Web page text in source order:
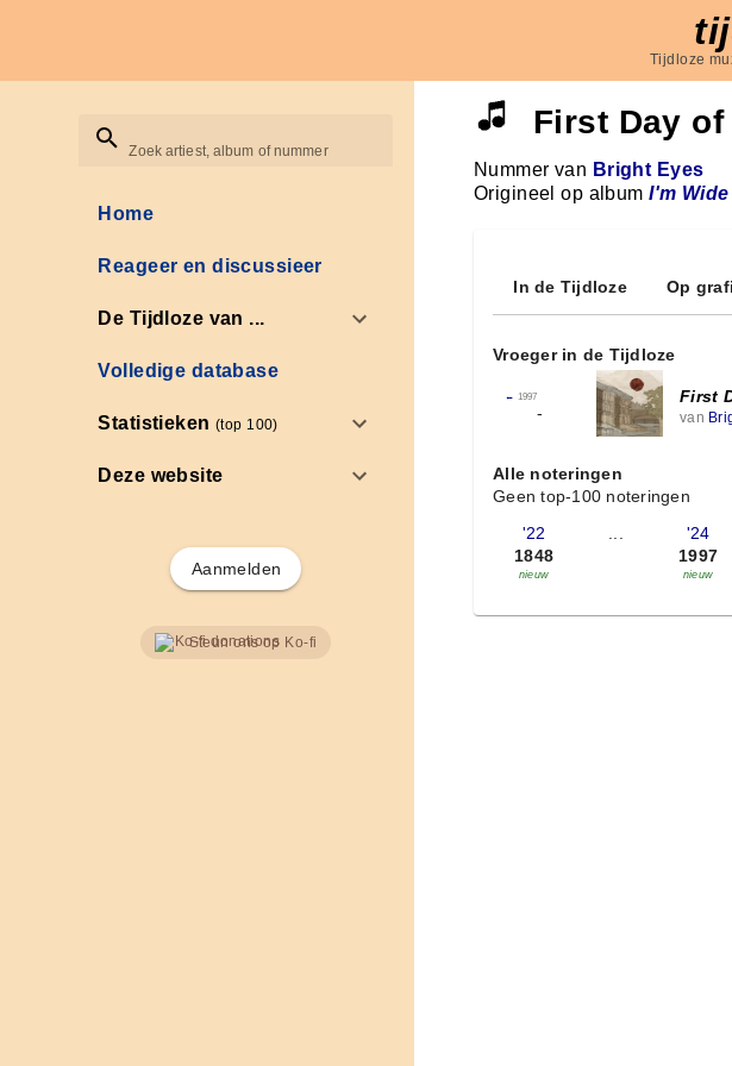
Tijdloze
Zoek artiest, album of nummer
Home
Reageer en discussieer
De Tijdloze van ...
Volledige database
Statistieken(top 100)
Deze website
Aanmelden
Steun ons op Ko-fi
First Day of
Nummer van Bright Eyes
Origineel op albumI'm
In de Tijdloze Op
Vroeger in de Tijdloze
← 1997
-
First
van
Alle noteringen
Geen top-100 noteringen
'22
1848
nieuw
...
'24
1997
nieuw